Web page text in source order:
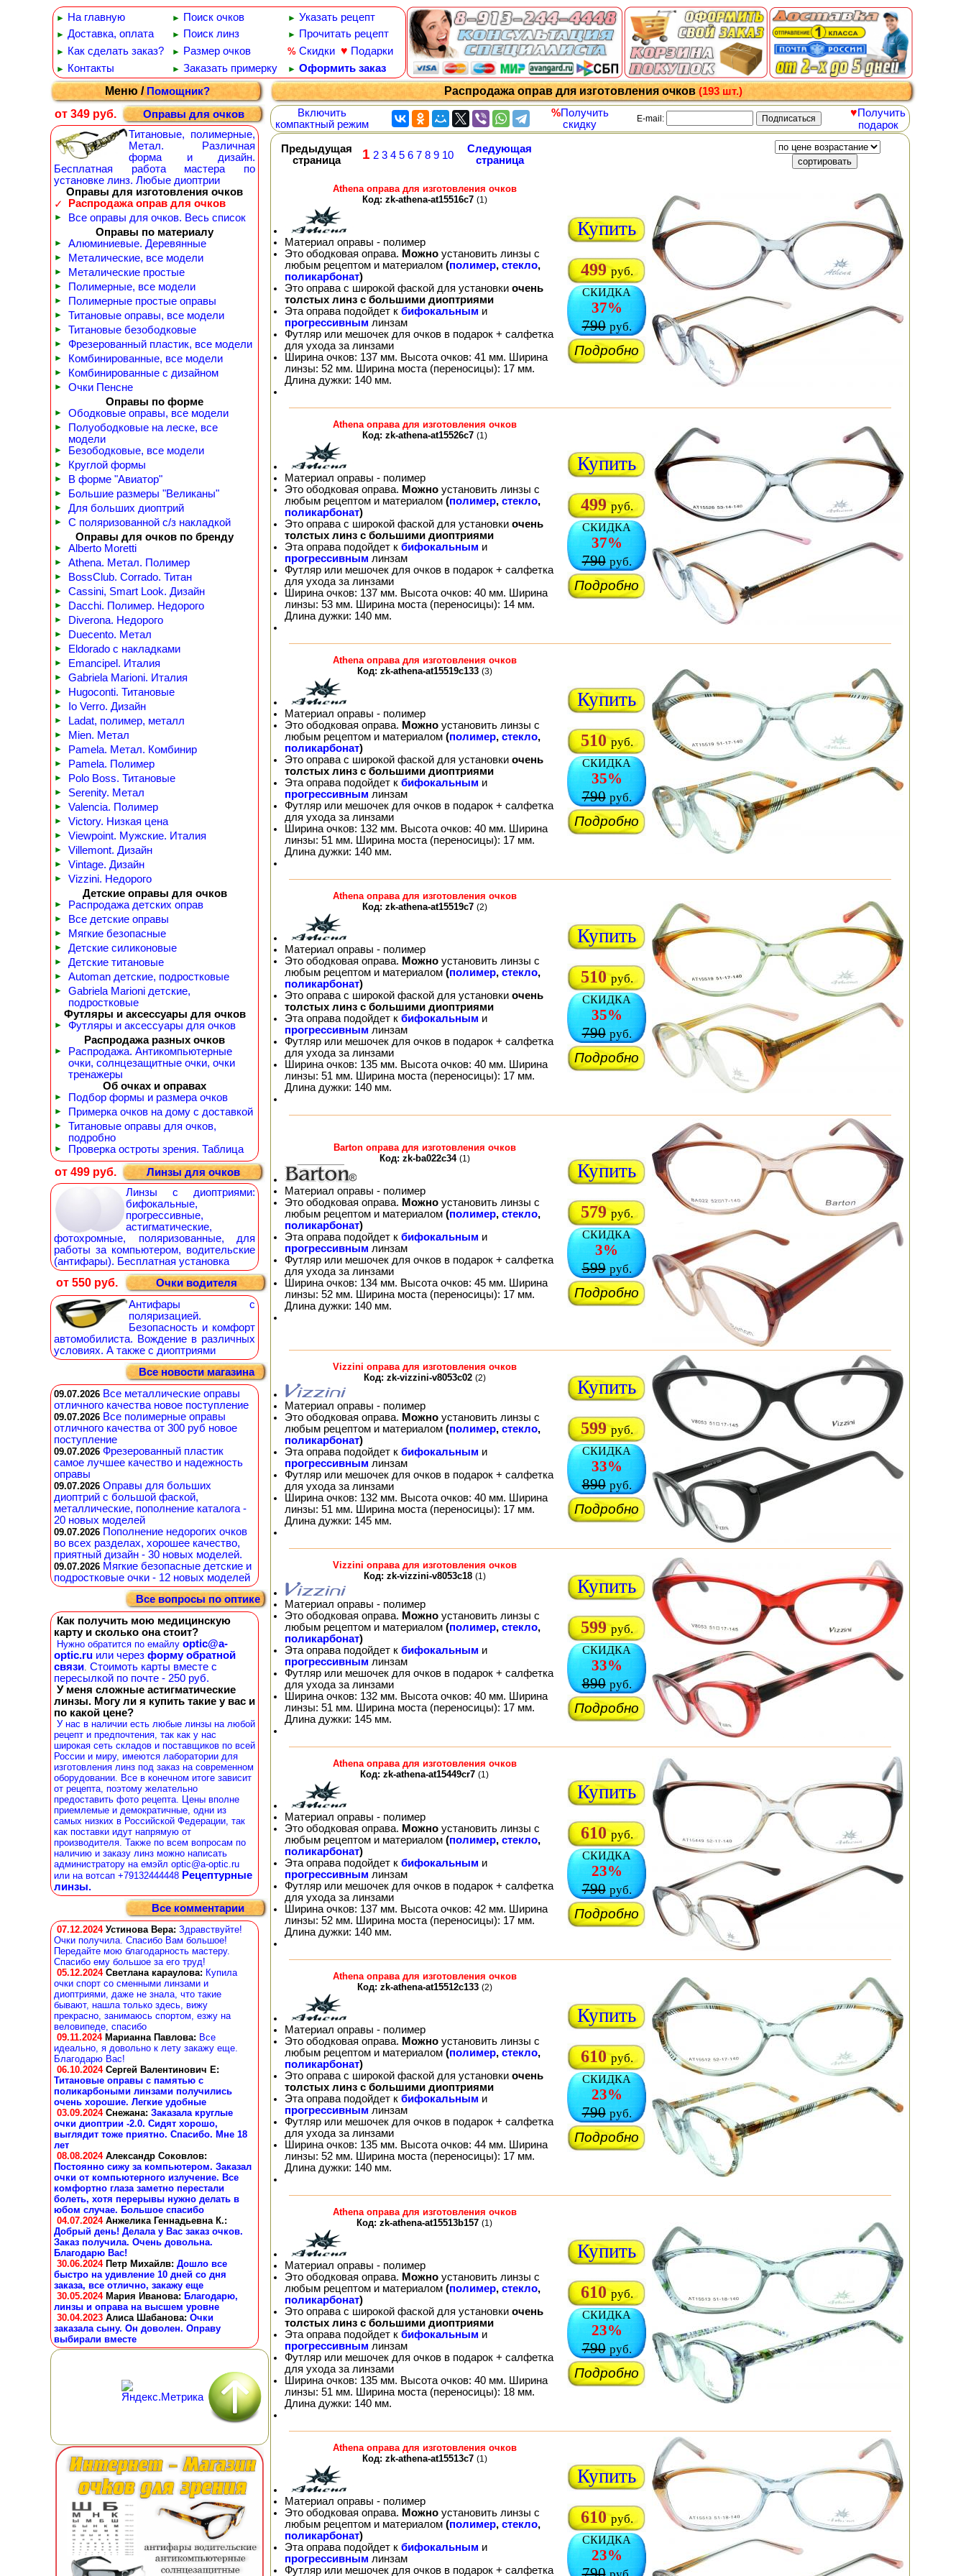
► На главную ► Поиск очков ► Указать рецепт
► Доставка, оплата ► Поиск линз ► Прочитать рецепт
► Как сделать заказ? ► Размер очков % Скидки ♥ Подарки
► Контакты ► Заказать примерку ► Оформить заказ
Меню /Помощник?
от 349 руб.
Оправы для очков
Титановые, полимерные,
Метал. Различная
форма и дизайн.
Бесплатная работа мастера по
установке линз. Любые диоптрии
Оправы для изготовления очков
✓
Распродажа оправ для очков
►
Все оправы для очков. Весь список
Оправы по материалу
► Алюминиевые. Деревянные
► Металические, все модели
► Металические простые
► Полимерные, все модели
► Полимерные простые оправы
► Титановые оправы, все модели
► Титановые безободковые
► Фрезерованный пластик, все модели
► Комбинированные, все модели
► Комбинированные с дизайном
►
Очки Пенсне
Оправы по форме
► Ободковые оправы, все модели
►
Полуободковые на леске, все
модели
► Безободковые, все модели
► Круглой формы
► В форме "Авиатор"
► Большие размеры "Великаны"
► Для больших диоптрий
►
С поляризованной с/з накладкой
Оправы для очков по бренду
► Alberto Moretti
► Athena. Метал. Полимер
► BossClub. Corrado. Титан
► Cassini, Smart Look. Дизайн
► Dacchi. Полимер. Недорого
► Diverona. Недорого
► Duecento. Метал
► Eldorado с накладками
► Emancipel. Италия
► Gabriela Marioni. Италия
► Hugoconti. Титановые
► Io Verro. Дизайн
► Ladat, полимер, металл
► Mien. Метал
► Pamela. Метал. Комбинир
► Pamela. Полимер
► Polo Boss. Титановые
► Serenity. Метал
► Valencia. Полимер
► Victory. Низкая цена
► Viewpoint. Мужские. Италия
► Villemont. Дизайн
► Vintage. Дизайн
►
Vizzini. Недорого
Детские оправы для очков
► Распродажа детских оправ
► Все детские оправы
► Мягкие безопасные
► Детские силиконовые
► Детские титановые
► Automan детские, подростковые
►
Gabriela Marioni детские,
подростковые
Футляры и аксессуары для очков
►
Футляры и аксессуары для очков
Распродажа разных очков
►
Распродажа. Антикомпьютерные
очки, солнцезащитные очки, очки
тренажеры
Об очках и оправах
► Подбор формы и размера очков
► Примерка очков на дому с доставкой
►
Титановые оправы для очков,
подробно
► Проверка остроты зрения. Таблица
от 499 руб.
Линзы для очков
Линзы с диоптриями:
бифокальные,
прогрессивные,
астигматические,
фотохромные, поляризованные, для
работы за компьютером, водительские
(антифары). Бесплатная установка
от 550 руб.
Очки водителя
Антифары с
поляризацией.
Безопасность и комфорт
автомобилиста. Вождение в различных
условиях. А также с диоптриями
Все новости магазина
09.07.2026 Все металлические оправы
отличного качества новое поступление
09.07.2026 Все полимерные оправы
отличного качества от 300 руб новое
поступление
09.07.2026 Фрезерованный пластик
самое лучшее качество и надежность
оправы
09.07.2026 Оправы для больших
диоптрий с большой фаской,
металлические, пополнение каталога -
20 новых моделей
09.07.2026 Пополнение недорогих очков
во всех разделах, хорошее качество,
приятный дизайн - 30 новых моделей.
09.07.2026 Мягкие безопасные детские и
подростковые очки - 12 новых моделей
Все вопросы по оптике
Как получить мою медицинскую
карту и сколько она стоит?
Нужно обратится по емайлу optic@a-
optic.ru или через форму обратной
связи. Стоимоть карты вместе с
пересылкой по почте - 250 руб.
У меня сложные астигматические
линзы. Могу ли я купить такие у вас и
по какой цене?
У нас в наличии есть любые линзы на любой
рецепт и предпочтения, так как у нас
широкая сеть складов и поставщиков по всей
России и миру, имеются лаборатории для
изготовления линз под заказ на современном
оборудовании. Все в конечном итоге зависит
от рецепта, поэтому желательно
предоставить фото рецепта. Цены вполне
приемлемые и демократичные, одни из
самых низких в Российской Федерации, так
как поставки идут напрямую от
производителя. Также по всем вопросам по
наличию и заказу линз можно написать
администратору на емэйл optic@a-optic.ru
или на вотсап +79132444448 Рецептурные
линзы.
Все комментарии
07.12.2024 Устинова Вера: Здравствуйте!
Очки получила. Спасибо Вам большое!
Передайте мою благодарность мастеру.
Спасибо ему большое за его труд!
05.12.2024 Светлана караулова: Купила
очки спорт со сменными линзами и
диоптриями, даже не знала, что такие
бывают, нашла только здесь, вижу
прекрасно, занимаюсь спортом, езжу на
веловипеде, спасибо
09.11.2024 Марианна Павлова: Все
идеально, я довольно к лету закажу еще.
Благодарю Вас!
06.10.2024 Сергей Валентинович Е:
Титановые оправы с памятью с
поликарбоными линзами получились
очень хорошие. Легкие удобные
03.09.2024 Снежана: Заказала круглые
очки диоптрии -2.0. Сидят хорошо,
выглядит тоже приятно. Спасибо. Мне 18
лет
08.08.2024 Александр Соковлов:
Постоянно сижу за компьютером. Заказал
очки от компьютерного излучение. Все
комфортно глаза заметно перестали
болеть, хотя перерывы нужно делать в
юбом случае. Большое спасибо
04.07.2024 Анжелика Геннадьевна К.:
Добрый день! Делала у Вас заказ очков.
Заказ получила. Очень довольна.
Благодарю Вас!
30.06.2024 Петр Михайлв: Дошло все
быстро на удивление 10 дней со дня
заказа, все отлично, закажу еще
30.05.2024 Мария Иванова: Благодарю,
линзы и оправа на высшем уровне
30.04.2023 Алиса Шабанова: Очки
заказала сыну. Он доволен. Оправу
выбирали вместе
Распродажа оправ для изготовления очков(193 шт.)
Включить
компактный режим
%Получить
скидку
E-mail: ♥Получить
подарок
Предыдущая
страница
1 2 3 4 5 6 7 8 9 10
Следующая
страница
Athena оправа для изготовления очков
Код: zk-athena-at15516c7 (1)
Материал оправы - полимер
Это ободковая оправа. Можно установить линзы с
любым рецептом и материалом (полимер, стекло,
поликарбонат)
Это оправа с широкой фаской для установки очень
толстых линз с большими диоптриями
Эта оправа подойдет к бифокальным и
прогрессивным линзам
Футляр или мешочек для очков в подарок + салфетка
для ухода за линзами
Ширина очков: 137 мм. Высота очков: 41 мм. Ширина
линзы: 52 мм. Ширина моста (переносицы): 17 мм.
Длина дужки: 140 мм.
Купить
499 руб.
СКИДКА
37%
790 руб.
Подробно
Athena оправа для изготовления очков
Код: zk-athena-at15526c7 (1)
Материал оправы - полимер
Это ободковая оправа. Можно установить линзы с
любым рецептом и материалом (полимер, стекло,
поликарбонат)
Это оправа с широкой фаской для установки очень
толстых линз с большими диоптриями
Эта оправа подойдет к бифокальным и
прогрессивным линзам
Футляр или мешочек для очков в подарок + салфетка
для ухода за линзами
Ширина очков: 137 мм. Высота очков: 40 мм. Ширина
линзы: 53 мм. Ширина моста (переносицы): 14 мм.
Длина дужки: 140 мм.
Купить
499 руб.
СКИДКА
37%
790 руб.
Подробно
Athena оправа для изготовления очков
Код: zk-athena-at15519c133 (3)
Материал оправы - полимер
Это ободковая оправа. Можно установить линзы с
любым рецептом и материалом (полимер, стекло,
поликарбонат)
Это оправа с широкой фаской для установки очень
толстых линз с большими диоптриями
Эта оправа подойдет к бифокальным и
прогрессивным линзам
Футляр или мешочек для очков в подарок + салфетка
для ухода за линзами
Ширина очков: 132 мм. Высота очков: 40 мм. Ширина
линзы: 51 мм. Ширина моста (переносицы): 17 мм.
Длина дужки: 140 мм.
Купить
510 руб.
СКИДКА
35%
790 руб.
Подробно
Athena оправа для изготовления очков
Код: zk-athena-at15519c7 (2)
Материал оправы - полимер
Это ободковая оправа. Можно установить линзы с
любым рецептом и материалом (полимер, стекло,
поликарбонат)
Это оправа с широкой фаской для установки очень
толстых линз с большими диоптриями
Эта оправа подойдет к бифокальным и
прогрессивным линзам
Футляр или мешочек для очков в подарок + салфетка
для ухода за линзами
Ширина очков: 135 мм. Высота очков: 40 мм. Ширина
линзы: 51 мм. Ширина моста (переносицы): 17 мм.
Длина дужки: 140 мм.
Купить
510 руб.
СКИДКА
35%
790 руб.
Подробно
Barton оправа для изготовления очков
Код: zk-ba022c34 (1)
Материал оправы - полимер
Это ободковая оправа. Можно установить линзы с
любым рецептом и материалом (полимер, стекло,
поликарбонат)
Эта оправа подойдет к бифокальным и
прогрессивным линзам
Футляр или мешочек для очков в подарок + салфетка
для ухода за линзами
Ширина очков: 134 мм. Высота очков: 45 мм. Ширина
линзы: 52 мм. Ширина моста (переносицы): 17 мм.
Длина дужки: 140 мм.
Купить
579 руб.
СКИДКА
3%
599 руб.
Подробно
Vizzini оправа для изготовления очков
Код: zk-vizzini-v8053c02 (2)
Материал оправы - полимер
Это ободковая оправа. Можно установить линзы с
любым рецептом и материалом (полимер, стекло,
поликарбонат)
Эта оправа подойдет к бифокальным и
прогрессивным линзам
Футляр или мешочек для очков в подарок + салфетка
для ухода за линзами
Ширина очков: 132 мм. Высота очков: 40 мм. Ширина
линзы: 51 мм. Ширина моста (переносицы): 17 мм.
Длина дужки: 145 мм.
Купить
599 руб.
СКИДКА
33%
890 руб.
Подробно
Vizzini оправа для изготовления очков
Код: zk-vizzini-v8053c18 (1)
Материал оправы - полимер
Это ободковая оправа. Можно установить линзы с
любым рецептом и материалом (полимер, стекло,
поликарбонат)
Эта оправа подойдет к бифокальным и
прогрессивным линзам
Футляр или мешочек для очков в подарок + салфетка
для ухода за линзами
Ширина очков: 132 мм. Высота очков: 40 мм. Ширина
линзы: 51 мм. Ширина моста (переносицы): 17 мм.
Длина дужки: 145 мм.
Купить
599 руб.
СКИДКА
33%
890 руб.
Подробно
Athena оправа для изготовления очков
Код: zk-athena-at15449cr7 (1)
Материал оправы - полимер
Это ободковая оправа. Можно установить линзы с
любым рецептом и материалом (полимер, стекло,
поликарбонат)
Эта оправа подойдет к бифокальным и
прогрессивным линзам
Футляр или мешочек для очков в подарок + салфетка
для ухода за линзами
Ширина очков: 137 мм. Высота очков: 42 мм. Ширина
линзы: 52 мм. Ширина моста (переносицы): 17 мм.
Длина дужки: 140 мм.
Купить
610 руб.
СКИДКА
23%
790 руб.
Подробно
Athena оправа для изготовления очков
Код: zk-athena-at15512c133 (2)
Материал оправы - полимер
Это ободковая оправа. Можно установить линзы с
любым рецептом и материалом (полимер, стекло,
поликарбонат)
Это оправа с широкой фаской для установки очень
толстых линз с большими диоптриями
Эта оправа подойдет к бифокальным и
прогрессивным линзам
Футляр или мешочек для очков в подарок + салфетка
для ухода за линзами
Ширина очков: 135 мм. Высота очков: 44 мм. Ширина
линзы: 52 мм. Ширина моста (переносицы): 17 мм.
Длина дужки: 140 мм.
Купить
610 руб.
СКИДКА
23%
790 руб.
Подробно
Athena оправа для изготовления очков
Код: zk-athena-at15513b157 (1)
Материал оправы - полимер
Это ободковая оправа. Можно установить линзы с
любым рецептом и материалом (полимер, стекло,
поликарбонат)
Это оправа с широкой фаской для установки очень
толстых линз с большими диоптриями
Эта оправа подойдет к бифокальным и
прогрессивным линзам
Футляр или мешочек для очков в подарок + салфетка
для ухода за линзами
Ширина очков: 135 мм. Высота очков: 40 мм. Ширина
линзы: 51 мм. Ширина моста (переносицы): 18 мм.
Длина дужки: 140 мм.
Купить
610 руб.
СКИДКА
23%
790 руб.
Подробно
Athena оправа для изготовления очков
Код: zk-athena-at15513c7 (1)
Материал оправы - полимер
Это ободковая оправа. Можно установить линзы с
любым рецептом и материалом (полимер, стекло,
поликарбонат)
Эта оправа подойдет к бифокальным и
прогрессивным линзам
Футляр или мешочек для очков в подарок + салфетка
Купить
610 руб.
СКИДКА
23%